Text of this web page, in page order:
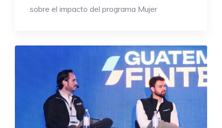
sobre el impacto del programa Mujer